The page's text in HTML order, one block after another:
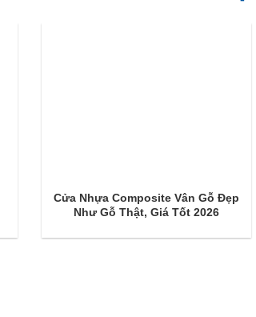
Cửa Nhựa Composite Vân Gỗ Đẹp
Như Gỗ Thật, Giá Tốt 2026